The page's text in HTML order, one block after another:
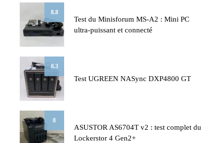
8.8
Test du Minisforum MS-A2 : Mini PC
ultra-puissant et connecté
8.3
Test UGREEN NASync DXP4800 GT
8
ASUSTOR AS6704T v2 : test complet du
Lockerstor 4 Gen2+